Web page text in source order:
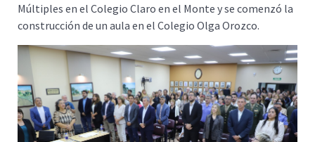
Múltiples en el Colegio Claro en el Monte y se comenzó la
construcción de un aula en el Colegio Olga Orozco.